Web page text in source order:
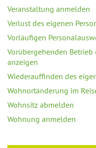
Veranstaltung anmelden
Verlust des eigenen
Vorläufigen
Vorübergehenden
anzeigen
Wiederauffinden des
Wohnortänderung im
Wohnsitz abmelden
Wohnung anmelden